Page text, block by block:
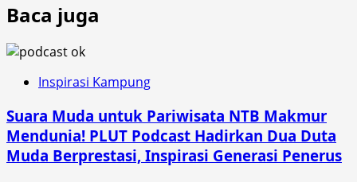
Baca juga
Inspirasi Kampung
Suara Muda untuk Pariwisata NTB Makmur
Mendunia! PLUT Podcast Hadirkan Dua Duta
Muda Berprestasi, Inspirasi Generasi Penerus